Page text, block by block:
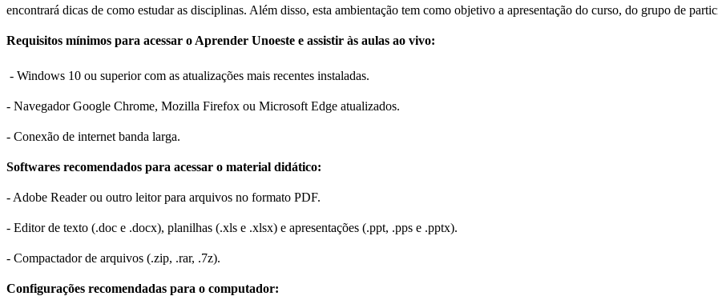
encontrará dicas de como estudar as disciplinas. Além disso, esta ambientação tem como objetivo a apresentação do curso, do grupo de
Requisitos mínimos para acessar o Aprender Unoeste e assistir às aulas ao vivo:
- Windows 10 ou superior com as atualizações mais recentes instaladas.
- Navegador Google Chrome, Mozilla Firefox ou Microsoft Edge atualizados.
- Conexão de internet banda larga.
Softwares recomendados para acessar o material didático:
- Adobe Reader ou outro leitor para arquivos no formato PDF.
- Editor de texto (.doc e .docx), planilhas (.xls e .xlsx) e apresentações (.ppt, .pps e .pptx).
- Compactador de arquivos (.zip, .rar, .7z).
Configurações recomendadas para o computador: